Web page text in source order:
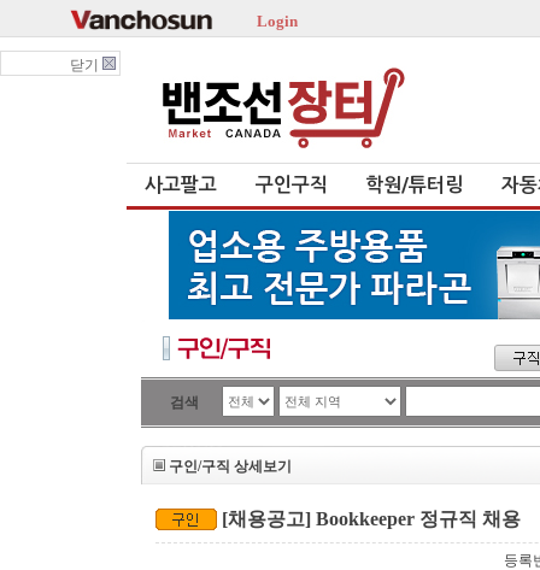
Login
닫기
사고팔고 구인구직 학원/튜터링 자
검색
구인/구직 상세보기
[채용공고] Bookkeeper 정규직 채용
등록